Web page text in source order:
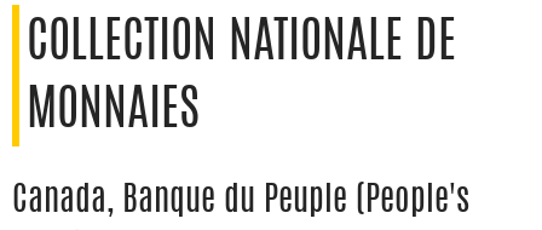
COLLECTION NATIONALE DE
MONNAIES
Canada, Banque du Peuple (People's